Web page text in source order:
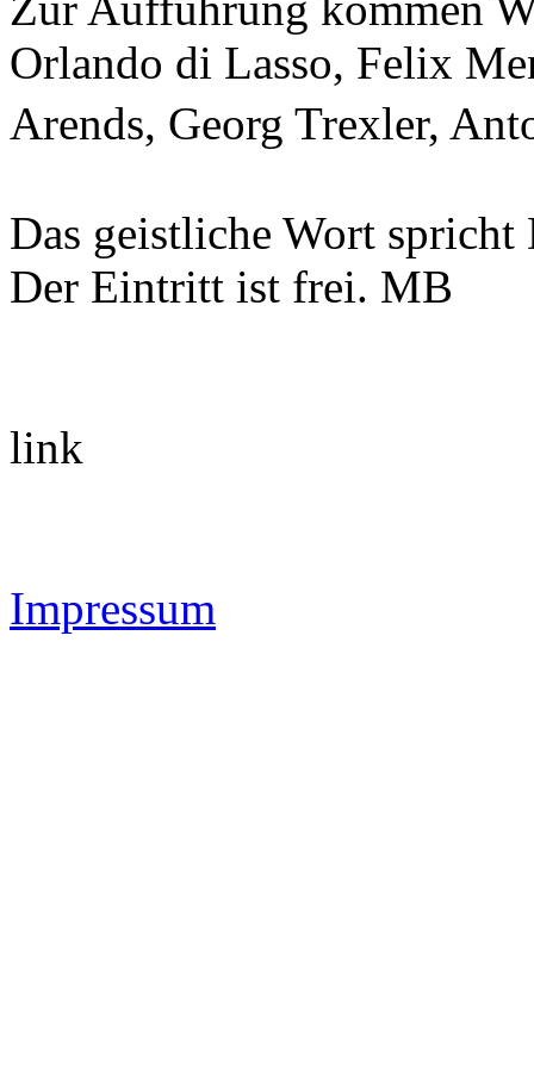
Orlando di Lasso, Felix
Arends, Georg Trexler,
Das geistliche Wort
Der Eintritt ist frei. MB
link
Impressum